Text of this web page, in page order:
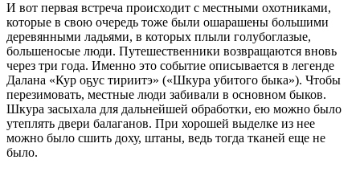
И вот первая встреча происходит с местными охотниками,
которые в свою очередь тоже были ошарашены большими
деревянными ладьями, в которых плыли голубоглазые,
большеносые люди. Путешественники возвращаются вновь
через три года. Именно это событие описывается в легенде
Далана «Кур оҕус тириитэ» («Шкура убитого быка»). Чтобы
перезимовать, местные люди забивали в основном быков.
Шкура засыхала для дальнейшей обработки, ею можно было
утеплять двери балаганов. При хорошей выделке из нее
можно было сшить доху, штаны, ведь тогда тканей еще не
было.